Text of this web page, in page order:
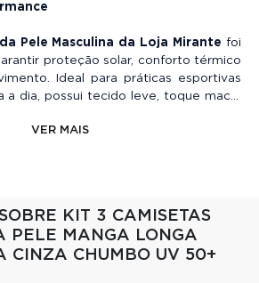
Pele Masculina da Loja Mirante foi
proteção solar, conforto térmico
Ideal para práticas esportivas
a dia, possui tecido leve, toque macio
perder a eficácia após as lavagens.
tecnologia Dry Fit, a peça acelera a
evaporação rápida e dispensa o
de passar.
VER MAIS
KIT 3 CAMISETAS
PELE MANGA LONGA
CINZA CHUMBO UV 50+